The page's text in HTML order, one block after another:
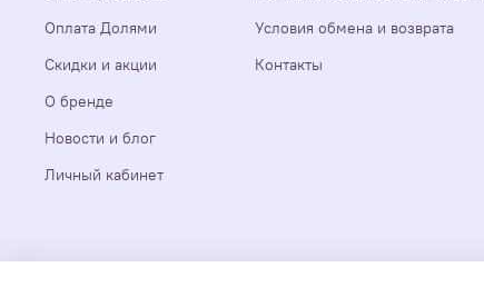
Оплата Долями
Скидки и акции
О бренде
Новости и блог
Личный кабинет
Условия обмена и возврата
Контакты